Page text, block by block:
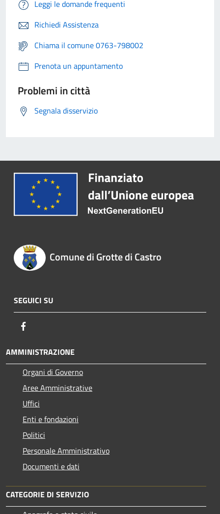
Leggi le domande frequenti
Richiedi Assistenza
Chiama il comune 0763-798002
Prenota un appuntamento
Problemi in città
Segnala disservizio
Comune di Grotte di Castro
SEGUICI SU
AMMINISTRAZIONE
Organi di Governo
Aree Amministrative
Uffici
Enti e fondazioni
Politici
Personale Amministrativo
Documenti e dati
CATEGORIE DI SERVIZIO